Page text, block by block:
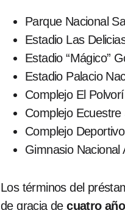
Parque Nacional
Estadio Las
Estadio “Mágico”
Estadio Palacio
Complejo El
Complejo Ecuestre
Complejo
Gimnasio Nacional
Los términos del
de gracia decuatro